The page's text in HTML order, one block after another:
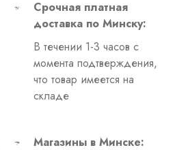
Срочная платная
доставка по Минску:
В течении 1-3 часов с
момента подтверждения,
что товар имеется на
складе
Магазины в Минске: